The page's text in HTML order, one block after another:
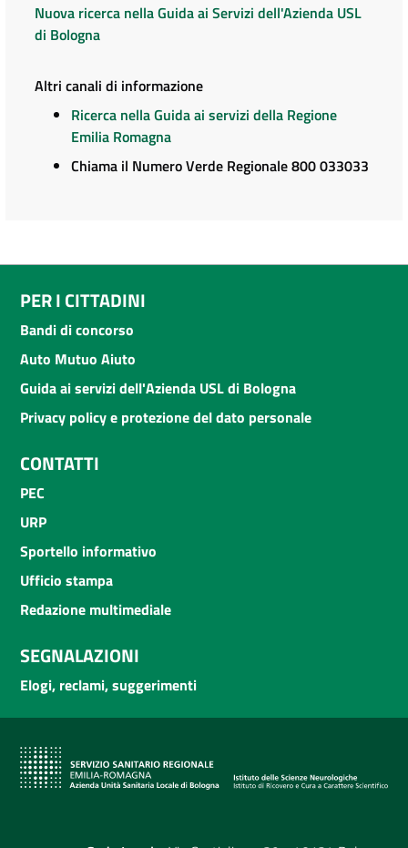
Nuova ricerca nella Guida ai Servizi dell'Azienda USL
di Bologna
Altri canali di informazione
Ricerca nella Guida ai servizi della Regione
Emilia Romagna
Chiama il Numero Verde Regionale 800 033033
PER I CITTADINI
Bandi di concorso
Auto Mutuo Aiuto
Guida ai servizi dell'Azienda USL di Bologna
Privacy policy e protezione del dato personale
CONTATTI
PEC
URP
Sportello informativo
Ufficio stampa
Redazione multimediale
SEGNALAZIONI
Elogi, reclami, suggerimenti